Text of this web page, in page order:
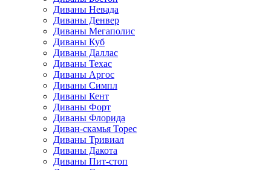
Диваны Невада
Диваны Денвер
Диваны Мегаполис
Диваны Куб
Диваны Даллас
Диваны Техас
Диваны Аргос
Диваны Симпл
Диваны Кент
Диваны Форт
Диваны Флорида
Диван-скамья Торес
Диваны Тривиал
Диваны Дакота
Диваны Пит-стоп